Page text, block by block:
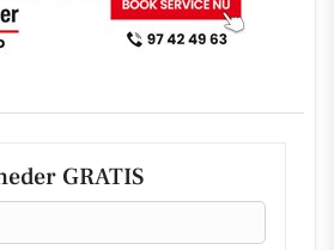
GRATIS